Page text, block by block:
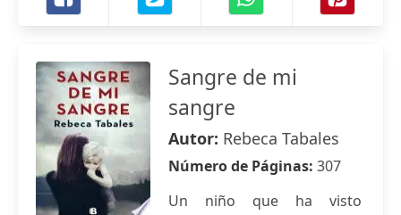
Sangre de mi
sangre
Autor: Rebeca Tabales
Número de Páginas: 307
Un niño que ha visto